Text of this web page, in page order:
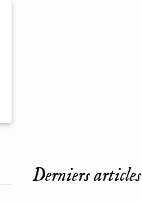
Derniers articles